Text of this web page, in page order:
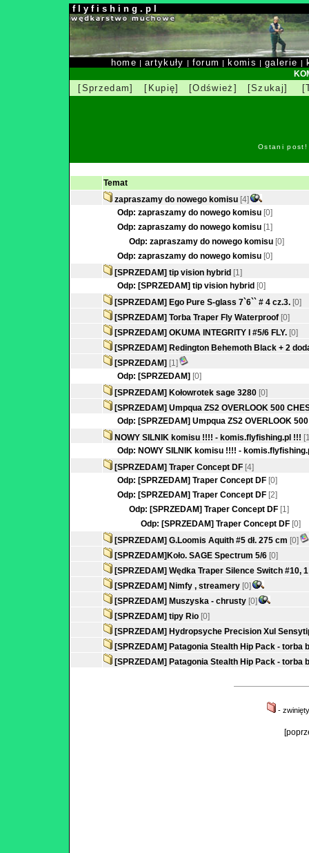
f l y f i s h i n g . p l
home |artykuły | forum | komis |galerie |
[Sprzedam] [Kupię] [Odśwież] [Szukaj]
Ostani post!
Temat
zapraszamy do nowego komisu [4]
Odp: zapraszamy do nowego komisu [0]
Odp: zapraszamy do nowego komisu [1]
Odp: zapraszamy do nowego komisu [0]
Odp: zapraszamy do nowego komisu [0]
[SPRZEDAM] tip vision hybrid [1]
Odp: [SPRZEDAM] tip vision hybrid [0]
[SPRZEDAM] Ego Pure S-glass 7`6`` # 4 cz.3. [0]
[SPRZEDAM] Torba Traper Fly Waterproof [0]
[SPRZEDAM] OKUMA INTEGRITY I #5/6 FLY. [0]
[SPRZEDAM] Redington Behemoth Black + 2
[SPRZEDAM] [1]
Odp: [SPRZEDAM] [0]
[SPRZEDAM] Kołowrotek sage 3280 [0]
[SPRZEDAM] Umpqua ZS2 OVERLOOK 500
Odp: [SPRZEDAM] Umpqua ZS2 OVERLOOK
NOWY SILNIK komisu !!!! - komis.flyfishing.pl !!!
Odp: NOWY SILNIK komisu !!!! -
[SPRZEDAM] Traper Concept DF [4]
Odp: [SPRZEDAM] Traper Concept DF [0]
Odp: [SPRZEDAM] Traper Concept DF [2]
Odp: [SPRZEDAM] Traper Concept DF [1]
Odp: [SPRZEDAM] Traper Concept DF [0]
[SPRZEDAM] G.Loomis Aquith #5 dł. 275 cm [0]
[SPRZEDAM]Koło. SAGE Spectrum 5/6 [0]
[SPRZEDAM] Wędka Traper Silence Switch #10,
[SPRZEDAM] Nimfy , streamery [0]
[SPRZEDAM] Muszyska - chrusty [0]
[SPRZEDAM] tipy Rio [0]
[SPRZEDAM] Hydropsyche Precision Xul
[SPRZEDAM] Patagonia Stealth Hip Pack - torba
[SPRZEDAM] Patagonia Stealth Hip Pack - torba
-